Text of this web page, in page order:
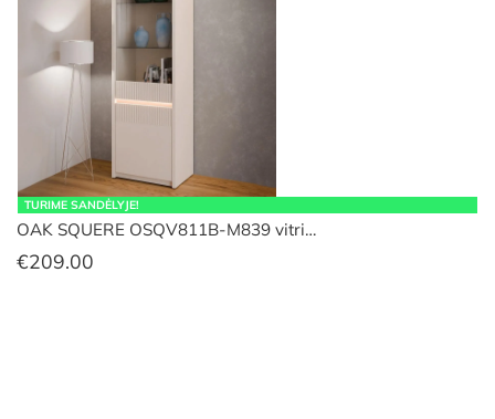
TURIME SANDĖLYJE!
OAK SQUERE OSQV811B-M839 vitri…
€209.00